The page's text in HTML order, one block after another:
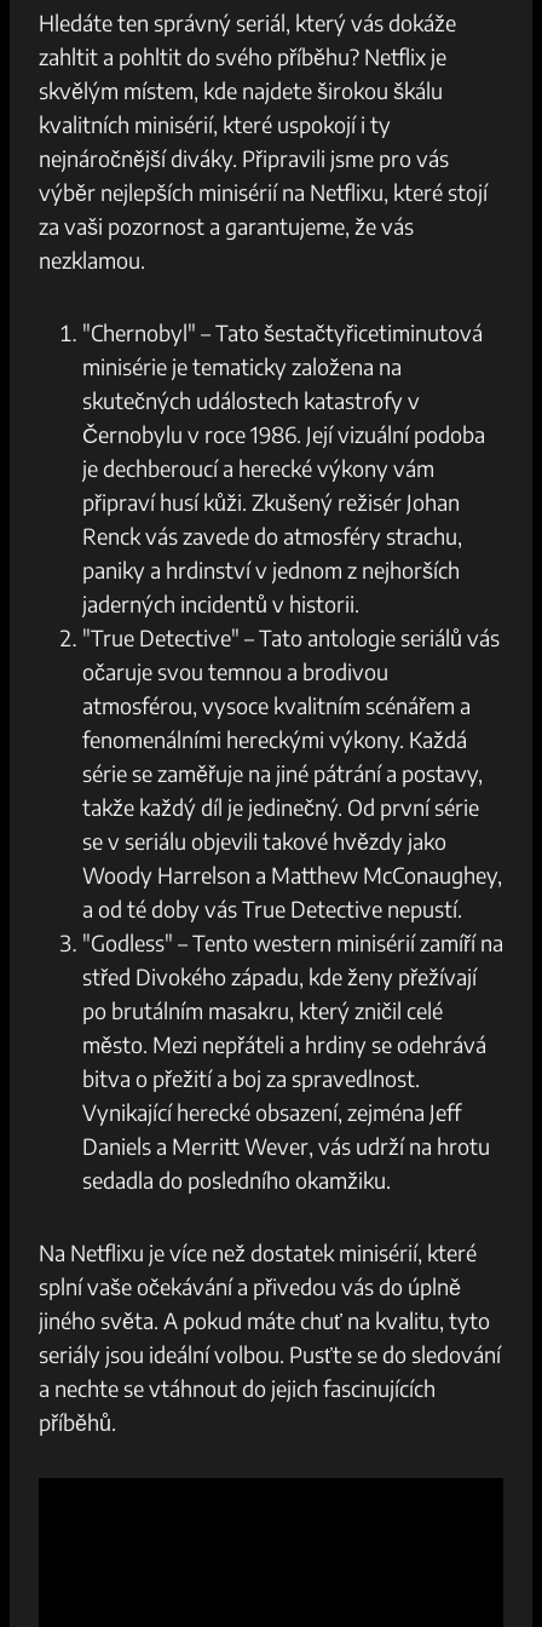
Hledáte ten správný seriál, který vás dokáže
zahltit a pohltit do svého příběhu? Netflix je
skvělým místem, kde najdete širokou škálu
kvalitních minisérií, které uspokojí i ty
nejnáročnější diváky. Připravili jsme pro vás
výběr nejlepších minisérií na Netflixu, které stojí
za vaši pozornost a garantujeme, že vás
nezklamou.
"Chernobyl" – Tato šestačtyřicetiminutová
minisérie je tematicky založena na
skutečných událostech katastrofy v
Černobylu v roce 1986. Její vizuální podoba
je dechberoucí a herecké výkony vám
připraví husí kůži. Zkušený režisér Johan
Renck vás zavede do atmosféry strachu,
paniky a hrdinství v jednom z nejhorších
jaderných incidentů v historii.
"True Detective" – Tato antologie seriálů vás
očaruje svou temnou a brodivou
atmosférou, vysoce kvalitním scénářem a
fenomenálními hereckými výkony. Každá
série se zaměřuje na jiné pátrání a postavy,
takže každý díl je jedinečný. Od první série
se v seriálu objevili takové hvězdy jako
Woody Harrelson a Matthew McConaughey,
a od té doby vás True Detective nepustí.
"Godless" – Tento western minisérií zamíří na
střed Divokého západu, kde ženy přežívají
po brutálním masakru, který zničil celé
město. Mezi nepřáteli a hrdiny se odehrává
bitva o přežití a boj za spravedlnost.
Vynikající herecké obsazení, zejména Jeff
Daniels a Merritt Wever, vás udrží na hrotu
sedadla do posledního okamžiku.
Na Netflixu je více než dostatek minisérií, které
splní vaše očekávání a přivedou vás do úplně
jiného světa. A pokud máte chuť na kvalitu, tyto
seriály jsou ideální volbou. Pusťte se do sledování
a nechte se vtáhnout do jejich fascinujících
příběhů.